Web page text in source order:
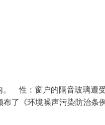
。 性：窗户的隔音玻璃遭
了《环境噪声污染防治条